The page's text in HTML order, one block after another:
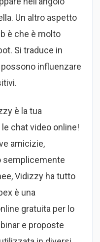
Un altro aspetto
è che è molto
Si traduce in
influenzare
è la tua
chat video online!
amicizie,
semplicemente
Vidizzy ha tutto
è una
gratuita per lo
e proposte